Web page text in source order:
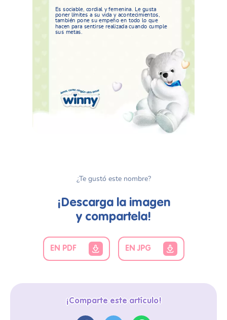
Es sociable, cordial y femenina. Le gusta
poner límites a su vida y acontecimientos,
también pone su empeño en todo lo que
hacen para sentirse realizada cuando cumple
sus metas.
¿Te gustó este nombre?
¡Descarga la imagen
y compartela!
EN PDF EN JPG
¡Comparte este artículo!